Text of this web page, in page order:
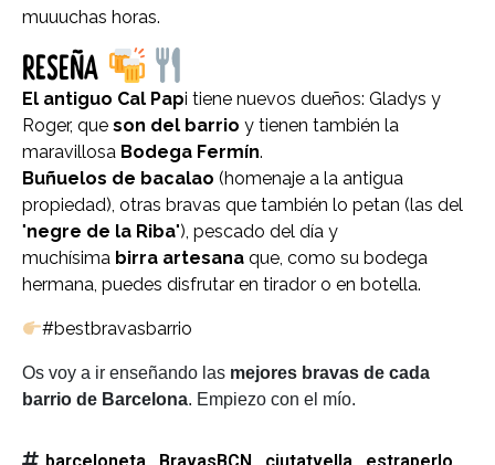
muuuchas horas.
RESEÑA
El antiguo Cal Papi tiene nuevos dueños: Gladys y
Roger, que son del barrio y tienen también la
maravillosa Bodega Fermín.
Buñuelos de bacalao (homenaje a la antigua
propiedad), otras bravas que también lo petan (las del
"negre de la Riba"), pescado del día y
muchísima birra artesana que, como su bodega
hermana, puedes disfrutar en tirador o en botella.
#bestbravasbarrio
Os voy a ir enseñando las mejores bravas de cada
barrio de Barcelona. Empiezo con el mío.